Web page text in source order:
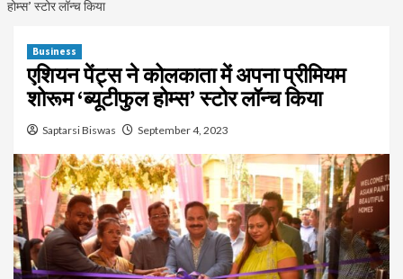
होम्स’ स्टोर लॉन्च किया
Business
एशियन पेंट्स ने कोलकाता में अपना प्रीमियम
शोरूम ‘ब्यूटीफुल होम्स’ स्टोर लॉन्च किया
Saptarsi Biswas September 4, 2023